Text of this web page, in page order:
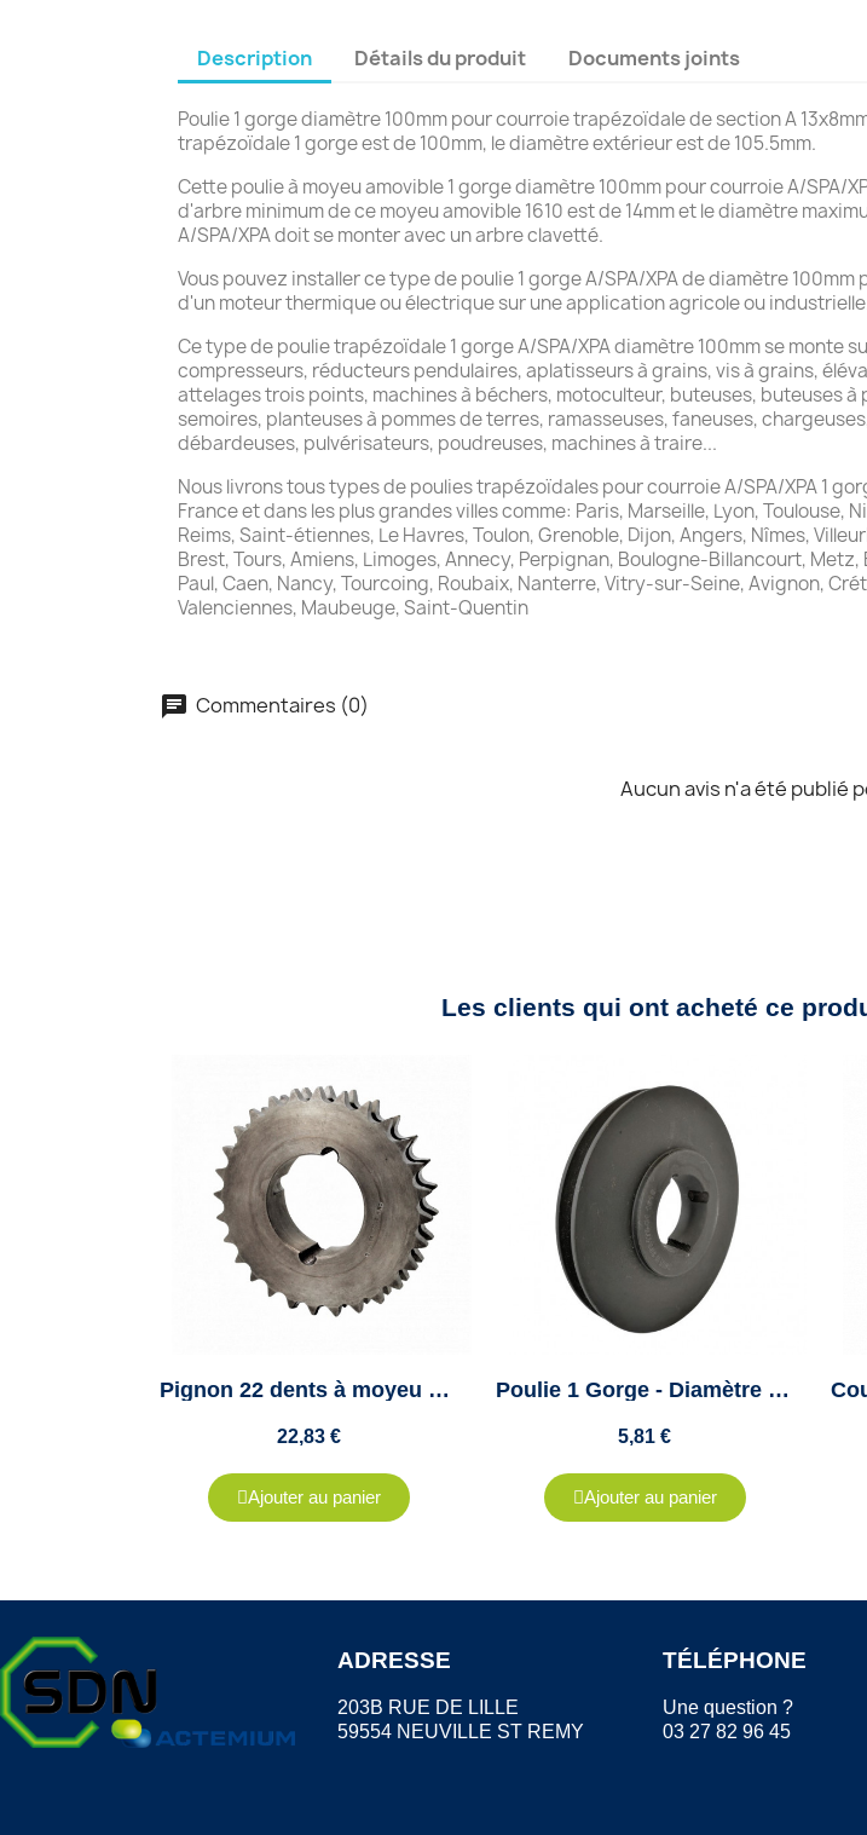
Description Détails du produit Documents joints
Poulie 1 gorge diamètre 100mm pour courroie trapézoïdale de section A
trapézoïdale 1 gorge est de 100mm, le diamètre extérieur est de 105.5mm.
Cette poulie à moyeu amovible 1 gorge diamètre 100mm pour courroie A/SPA/
d'arbre minimum de ce moyeu amovible 1610 est de 14mm et le diamètre
A/SPA/XPA doit se monter avec un arbre clavetté.
Vous pouvez installer ce type de poulie 1 gorge A/SPA/XPA de diamètre
d'un moteur thermique ou électrique sur une application agricole ou
Ce type de poulie trapézoïdale 1 gorge A/SPA/XPA diamètre 100mm se
compresseurs, réducteurs pendulaires, aplatisseurs à grains, vis à grains,
attelages trois points, machines à béchers, motoculteur, buteuses, buteuses
semoires, planteuses à pommes de terres, ramasseuses, faneuses,
débardeuses, pulvérisateurs, poudreuses, machines à traire...
Nous livrons tous types de poulies trapézoïdales pour courroie A/SPA/XPA 1
France et dans les plus grandes villes comme: Paris, Marseille, Lyon, Toulouse,
Reims, Saint-étiennes, Le Havres, Toulon, Grenoble, Dijon, Angers, Nîmes,
Brest, Tours, Amiens, Limoges, Annecy, Perpignan, Boulogne-Billancourt,
Paul, Caen, Nancy, Tourcoing, Roubaix, Nanterre, Vitry-sur-Seine, Avignon,
Valenciennes, Maubeuge, Saint-Quentin
Commentaires (0)
Aucun avis n'a été publié
Les clients qui ont acheté ce
Pignon 22 dents à moyeu amovible - Pas de 15.8mm - ISO 10B2- Double denture - Moyeu 1610
22,83 €
Ajouter au panier
Poulie 1 Gorge - Diamètre 63mm - Pour Courroie A / SPA / XPA - Moyeu 1008
5,81 €
Ajouter au panier
ADRESSE
203B RUE DE LILLE
59554 NEUVILLE ST REMY
TÉLÉPHONE
Une question ?
03 27 82 96 45